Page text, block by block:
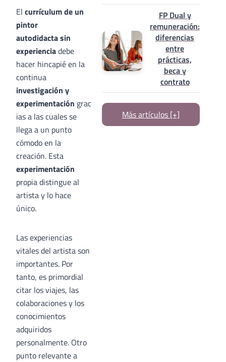
El currículum de un
pintor
autodidacta sin
experienciadebe
hacer hincapié en la
continua
investigación y
experimentación grac
ias a las cuales se
llega a un punto
cómodo en la
creación. Esta
experimentación
propia distingue al
artista y lo hace
único.
Las experiencias
vitales del artista son
importantes. Por
tanto, es primordial
citar los viajes, las
colaboraciones y los
conocimientos
adquiridos
personalmente. Otro
punto relevante a
FP Dual y
remuneración:
diferencias
entre
prácticas,
beca y
contrato
Más artículos [+]